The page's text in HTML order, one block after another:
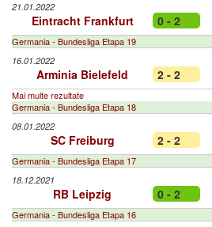
21.01.2022
Eintracht Frankfurt 0 - 2
Germania - Bundesliga Etapa 19
16.01.2022
Arminia Bielefeld 2 - 2
Mai multe rezultate
Germania - Bundesliga Etapa 18
08.01.2022
SC Freiburg 2 - 2
Germania - Bundesliga Etapa 17
18.12.2021
RB Leipzig 0 - 2
Germania - Bundesliga Etapa 16